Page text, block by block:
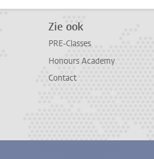
Zie ook
PRE-Classes
Honours Academy
Contact